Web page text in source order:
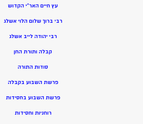
עץ חיים האר”י הקדוש
רבי ברוך שלום הלוי אשלג
רבי יהודה לייב אשלג
קבלה ותורת החן
סודות התורה
פרשת השבוע בקבלה
פרשת השבוע בחסידות
רוחניות וחסידות